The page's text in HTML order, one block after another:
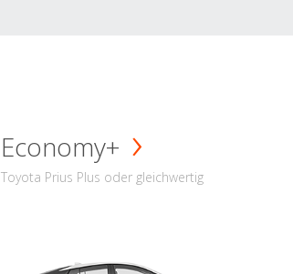
Economy+
Toyota Prius Plus oder gleichwertig